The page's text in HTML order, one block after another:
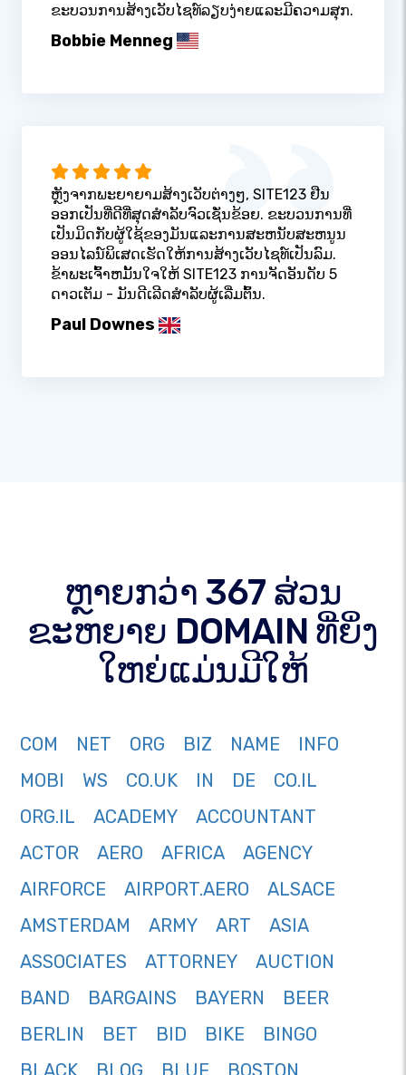
ຂະບວນການສ້າງເວັບໄຊທ໌ລຽບງ່າຍແລະມີຄວາມສຸກ.
Bobbie Menneg
ຫຼັງຈາກພະຍາຍາມສ້າງເວັບຕ່າງໆ, SITE123 ຢືນ
ອອກເປັນທີ່ດີທີ່ສຸດສໍາລັບຈົວເຊັ່ນຂ້ອຍ. ຂະບວນການທີ່
ເປັນມິດກັບຜູ້ໃຊ້ຂອງມັນແລະການສະຫນັບສະຫນູນ
ອອນໄລນ໌ພິເສດເຮັດໃຫ້ການສ້າງເວັບໄຊທ໌ເປັນລົມ.
ຂ້າພະເຈົ້າຫມັ້ນໃຈໃຫ້ SITE123 ການຈັດອັນດັບ 5
ດາວເຕັມ - ມັນດີເລີດສໍາລັບຜູ້ເລີ່ມຕົ້ນ.
Paul Downes
ຫຼາຍກວ່າ 367 ສ່ວນ
ຂະຫຍາຍ DOMAIN ທີ່ຍິ່ງ
ໃຫຍ່ແມ່ນມີໃຫ້
COM NET ORG BIZ NAME
INFO
MOBI
WS CO.UK IN DE
CO.IL
ORG.IL
ACADEMY
ACCOUNTANT
ACTOR
AERO AFRICA
AGENCY
AIRFORCE
AIRPORT.AERO
ALSACE
AMSTERDAM
ARMY ART
ASIA
ASSOCIATES
ATTORNEY
AUCTION
BAND
BARGAINS BAYERN
BEER
BERLIN
BET BID BIKE
BINGO
BLACK
BLOG BLUE
BOSTON